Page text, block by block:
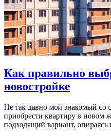
Как правильно
новостройке
Не так давно мой знакомый со
приобрести квартиру в новом
подходящий вариант, опираясь